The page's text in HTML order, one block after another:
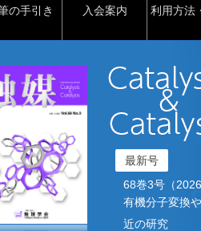
の手引き 入会案内 利用方法
最新号
68巻3号（
有機分子変換
近の研究